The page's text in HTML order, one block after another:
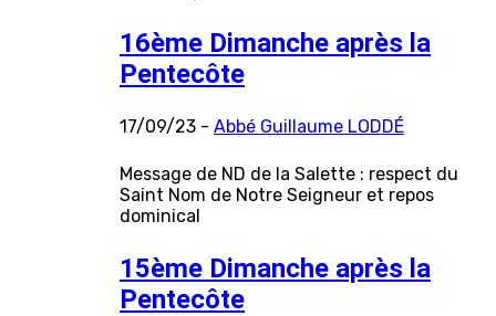
16ème Dimanche après la
Pentecôte
17/09/23 - Abbé Guillaume LODDÉ
Message de ND de la Salette : respect du
Saint Nom de Notre Seigneur et repos
dominical
15ème Dimanche après la
Pentecôte